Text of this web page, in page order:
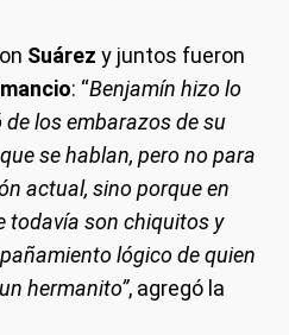
Suárez y juntos fueron
: “Benjamín hizo lo
los embarazos de su
se hablan, pero no para
actual, sino porque en
todavía son chiquitos y
lógico de quien
hermanito”, agregó la